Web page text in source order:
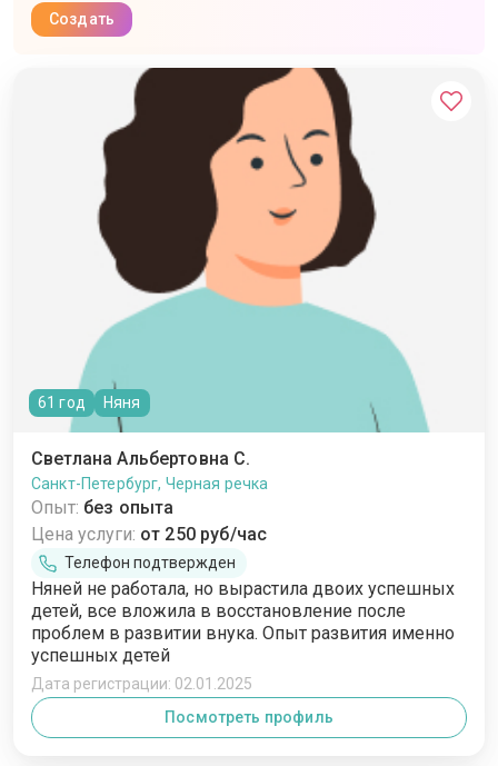
Создать
61 год Няня
Светлана Альбертовна С.
Санкт-Петербург, Черная речка
Опыт: без опыта
Цена услуги: от 250 руб/час
Телефон подтвержден
Няней не работала, но вырастила двоих успешных
детей, все вложила в восстановление после
проблем в развитии внука. Опыт развития именно
успешных детей
Дата регистрации: 02.01.2025
Посмотреть профиль